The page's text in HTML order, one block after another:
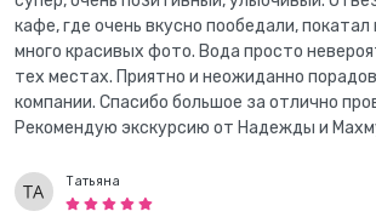
кафе, где очень вкусно пообедали, покатал
много красивых фото. Вода просто
тех местах. Приятно и неожиданно
компании. Спасибо большое за отлично
Рекомендую экскурсию от Надежды и
Татьяна